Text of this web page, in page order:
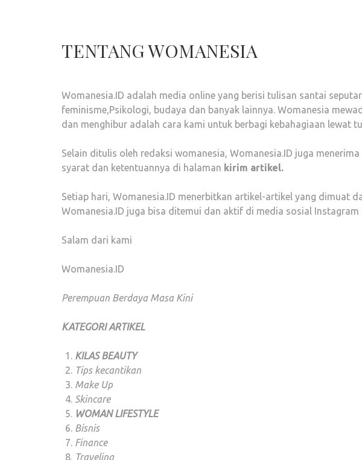
TENTANG WOMANESIA
Womanesia.ID adalah media online yang berisi tulisan santai
feminisme,Psikologi, budaya dan banyak lainnya. Womanesia
dan menghibur adalah cara kami untuk berbagi kebahagiaan lewat
Selain ditulis oleh redaksi womanesia, Womanesia.ID juga
syarat dan ketentuannya di halaman kirim artikel.
Setiap hari, Womanesia.ID menerbitkan artikel-artikel yang dimuat
Womanesia.ID juga bisa ditemui dan aktif di media sosial Instagram
Salam dari kami
Womanesia.ID
Perempuan Berdaya Masa Kini
KATEGORI ARTIKEL
KILAS BEAUTY
Tips kecantikan
Make Up
Skincare
WOMAN LIFESTYLE
Bisnis
Finance
Traveling